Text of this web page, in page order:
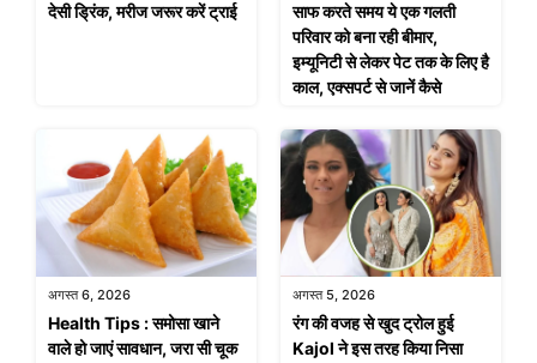
देसी ड्रिंक, मरीज जरूर करें ट्राई
साफ करते समय ये एक गलती
परिवार को बना रही बीमार,
इम्यूनिटी से लेकर पेट तक के लिए है
काल, एक्सपर्ट से जानें कैसे
अगस्त 6, 2026
Health Tips : समोसा खाने
वाले हो जाएं सावधान, जरा सी चूक
अगस्त 5, 2026
रंग की वजह से खुद ट्रोल हुई
Kajol ने इस तरह किया निसा